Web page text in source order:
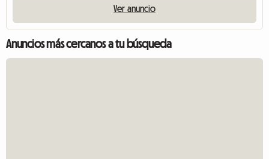
Ver anuncio
Anuncios más cercanos a tu búsqueda